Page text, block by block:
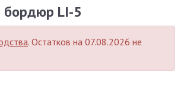
LI-5
. Остатков на 07.08.2026 не